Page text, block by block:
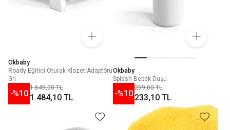
Okbaby
Roady Eğitici Oturak Klozet Adaptörü
Gri
-%10
1.649,00 TL
1.484,10 TL
Okbaby
Splash Bebek Duşu
-%10
259,00 TL
233,10 TL